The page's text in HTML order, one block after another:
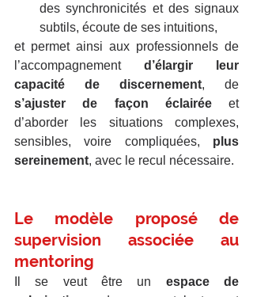
des synchronicités et des signaux
subtils, écoute de ses intuitions,
et permet ainsi aux professionnels de
l’accompagnement d’élargir leur
capacité de discernement
s’ajuster de façon éclairée et
d’aborder les situations complexes,
sensibles, voire compliquées, plus
sereinement, avec le recul nécessaire.
Le modèle proposé de
supervision associée au
mentoring
Il se veut être un espace de